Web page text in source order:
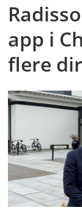
app i
flere